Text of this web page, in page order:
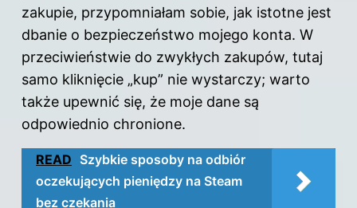
zakupie, przypomniałam sobie, jak istotne jest
dbanie o bezpieczeństwo mojego konta. W
przeciwieństwie do zwykłych zakupów, tutaj
samo kliknięcie „kup” nie wystarczy; warto
także upewnić się, że moje dane są
odpowiednio chronione.
READ Szybkie sposoby na odbiór
oczekujących pieniędzy na Steam
bez czekania